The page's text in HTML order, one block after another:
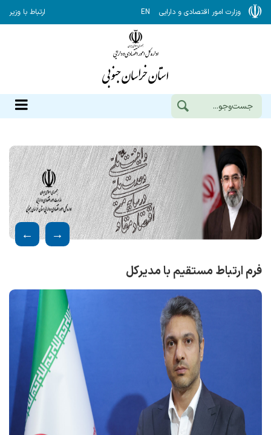
وزارت امور اقتصادی و دارایی EN ارتباط با وزیر
فرم ارتباط مستقیم با مدیرکل